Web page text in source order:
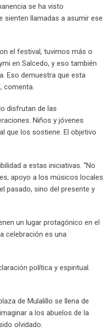
se ha visto
sienten llamadas a asumir ese
el festival, tuvimos más o
en Salcedo, y eso también
Eso demuestra que esta
comenta.
disfrutan de las
Niños y jóvenes
que los sostiene. El objetivo
a estas iniciativas. “No
apoyo a los músicos locales
pasado, sino del presente y
un lugar protagónico en el
celebración es una
política y espiritual.
de Mulalillo se llena de
a los abuelos de la
olvidado.